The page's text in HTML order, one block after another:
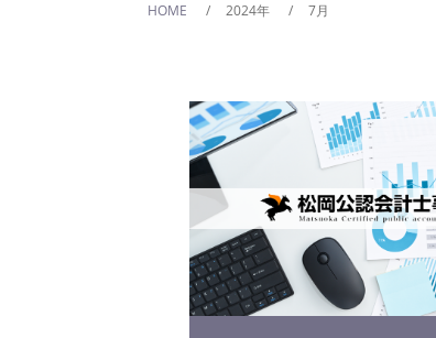
料金プラン
アクセス
よくあるご質問
HOME 2024年 7月